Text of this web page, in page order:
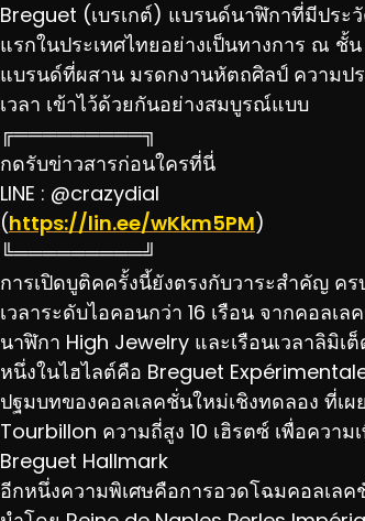
Breguet (เบรเกต์) แบรนด์นาฬิกาที่มีประ
แรกในประเทศไทยอย่างเป็นทางการ ณ ชั้
แบรนด์ที่ผสาน มรดกงานหัตถศิลป์ ความป
เวลา เข้าไว้ด้วยกันอย่างสมบูรณ์แบบ
╔═════════╗
กดรับข่าวสารก่อนใครที่นี่
LINE : @crazydial
(https://lin.ee/wKkm5PM)
╚═════════╝
การเปิดบูติคครั้งนี้ยังตรงกับวาระสำคัญ ค
เวลาระดับไอคอนกว่า 16 เรือน จากคอลเ
นาฬิกา High Jewelry และเรือนเวลาลิมิเ
หนึ่งในไฮไลต์คือ Breguet Expérimentale
ปฐมบทของคอลเลคชั่นใหม่เชิงทดลอง ที่เ
Tourbillon ความถี่สูง 10 เฮิรตซ์ เพื่อควา
Breguet Hallmark
อีกหนึ่งความพิเศษคือการอวดโฉมคอลเล